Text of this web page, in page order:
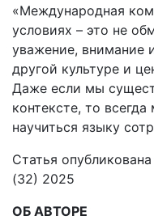
«Международная
условиях – это не
уважение, внимание
другой культуре и
Даже если мы
контексте, то
научиться языку
Статья
(32) 2025
ОБ АВТОРЕ